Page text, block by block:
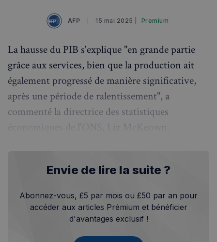
AFP 15 mai 2025 | Premium
La hausse du PIB s'explique "en grande partie
grâce aux services, bien que la production ait
également progressé de manière significative,
après une période de ralentissement", a
commenté la directrice des statistiques
Envie de lire la suite ?
Abonnez-vous, £5 par mois ou £50 par an pour
accéder aux articles Prémium et bénéficier
d'avantages exclusif !